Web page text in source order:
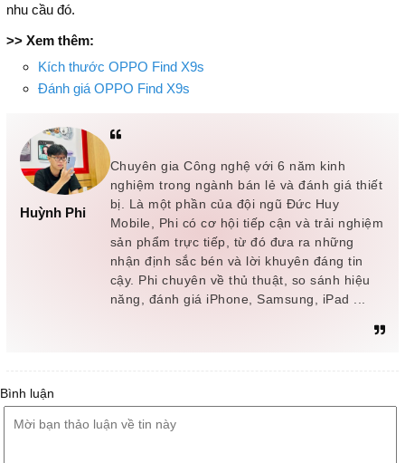
nhu cầu đó.
>> Xem thêm:
Kích thước OPPO Find X9s
Đánh giá OPPO Find X9s
Huỳnh Phi
Chuyên gia Công nghệ với 6 năm kinh
nghiệm trong ngành bán lẻ và đánh giá thiết
bị. Là một phần của đội ngũ Đức Huy
Mobile, Phi có cơ hội tiếp cận và trải nghiệm
sản phẩm trực tiếp, từ đó đưa ra những
nhận định sắc bén và lời khuyên đáng tin
cậy. Phi chuyên về thủ thuật, so sánh hiệu
năng, đánh giá iPhone, Samsung, iPad ...
Bình luận